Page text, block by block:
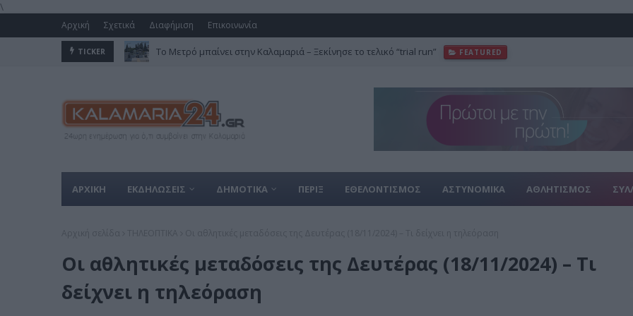
\
Αρχική Σχετικά Διαφήμιση Επικοινωνία
TICKER Το Μετρό μπαίνει στην Καλαμαριά – Ξεκίνησε το τελικό “trial run” FEATURED
ΑΡΧΙΚΗ ΕΚΔΗΛΩΣΕΙΣ ΔΗΜΟΤΙΚΑ ΠΕΡΙΞ ΕΘΕΛΟΝΤΙΣΜΟΣ ΑΣΤΥΝΟΜΙΚΑ ΑΘΛΗΤΙΣΜΟΣ
Οι αθλητικές μεταδόσεις της Δευτέρας (18/11/2024) – Τι
δείχνει η τηλεόραση